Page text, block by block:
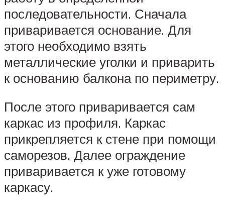
последовательности. Сначала
приваривается основание. Для
этого необходимо взять
металлические уголки и приварить
к основанию балкона по периметру.
После этого приваривается сам
каркас из профиля. Каркас
прикрепляется к стене при помощи
саморезов. Далее ограждение
приваривается к уже готовому
каркасу.